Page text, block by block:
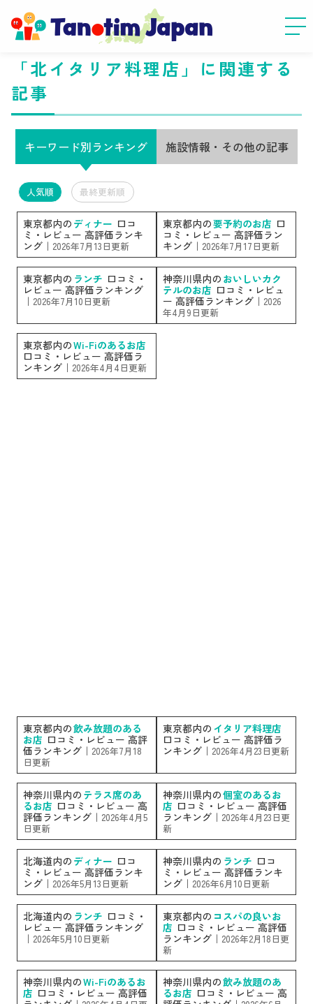
「北イタリア料理店」に関連する
記事
キーワード別ランキング 施設情報・その他の記事
人気順 最終更新順
東京都内の ディナー 口コ
ミ・レビュー 高評価ランキ
ング｜ 2026年7月13日更新
東京都内の要予約のお店 口
コミ・レビュー 高評価ラン
キング｜ 2026年7月17日更新
東京都内の ランチ 口コミ・
レビュー 高評価ランキング
｜ 2026年7月10日更新
神奈川県内の おいしいカク
テルのお店 口コミ・レビュ
ー 高評価ランキング｜ 2026
年4月9日更新
東京都内のWi-Fiのあるお店
口コミ・レビュー 高評価ラ
ンキング｜ 2026年4月4日更新
東京都内の飲み放題のある
お店 口コミ・レビュー 高評
価ランキング｜ 2026年7月18
日更新
東京都内の イタリア料理店
口コミ・レビュー 高評価ラ
ンキング｜ 2026年4月23日更新
神奈川県内の テラス席のあ
るお店 口コミ・レビュー 高
評価ランキング｜ 2026年4月5
日更新
神奈川県内の個室のあるお
店 口コミ・レビュー 高評価
ランキング｜ 2026年4月23日更
新
北海道内の ディナー 口コ
ミ・レビュー 高評価ランキ
ング｜ 2026年5月13日更新
神奈川県内の ランチ 口コ
ミ・レビュー 高評価ランキ
ング｜ 2026年6月10日更新
北海道内の ランチ 口コミ・
レビュー 高評価ランキング
｜ 2026年5月10日更新
東京都内の コスパの良いお
店 口コミ・レビュー 高評価
ランキング｜ 2026年2月18日更
新
神奈川県内のWi-Fiのあるお
店 口コミ・レビュー 高評価
神奈川県内の飲み放題のあ
るお店 口コミ・レビュー 高